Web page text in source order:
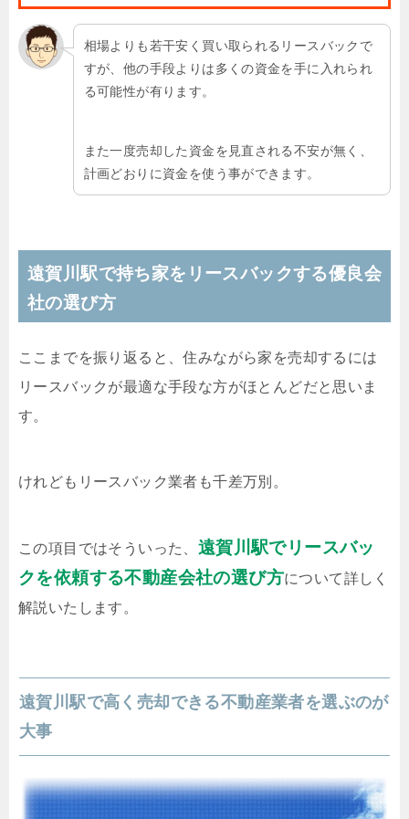
相場よりも若干安く買い取られるリースバックで
すが、他の手段よりは多くの資金を手に入れられ
る可能性が有ります。
また一度売却した資金を見直される不安が無く、
計画どおりに資金を使う事ができます。
遠賀川駅で持ち家をリースバックする優良会
社の選び方
ここまでを振り返ると、住みながら家を売却するには
リースバックが最適な手段な方がほとんどだと思いま
す。
けれどもリースバック業者も千差万別。
この項目ではそういった、 遠賀川駅でリースバッ
クを依頼する不動産会社の選び方について詳しく
解説いたします。
遠賀川駅で高く売却できる不動産業者を選ぶのが
大事